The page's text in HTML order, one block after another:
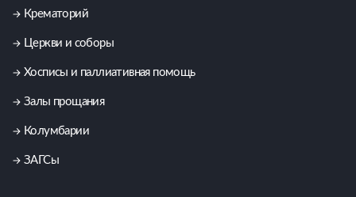
Крематорий
Церкви и соборы
Хосписы и паллиативная помощь
Залы прощания
Колумбарии
ЗАГСы